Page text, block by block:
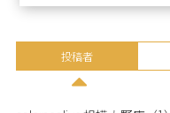
投稿者